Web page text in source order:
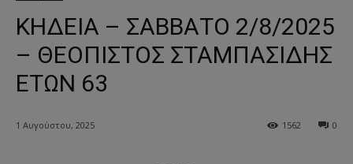
ΚΗΔΕΙΑ – ΣΑΒΒΑΤΟ 2/8/2025
– ΘΕΟΠΙΣΤΟΣ ΣΤΑΜΠΑΣΙΔΗΣ
ΕΤΩΝ 63
1 Αυγούστου, 2025 0
1562